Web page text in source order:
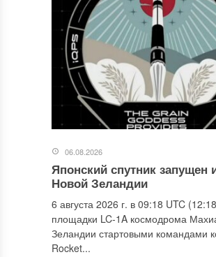
06.08.2026
Японский спутник запущен
Новой Зеландии
6 августа 2026 г. в 09:18 UTC
площадки LC-1A космодрома
Зеландии стартовыми командами
Rocket...